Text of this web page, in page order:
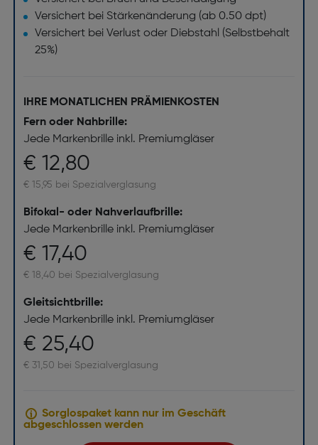
Versichert bei Stärkenänderung (ab 0.50 dpt)
Versichert bei Verlust oder Diebstahl (Selbstbehalt
25%)
IHRE MONATLICHEN PRÄMIENKOSTEN
Fern oder Nahbrille:
Jede Markenbrille inkl. Premiumgläser
€ 12,80
€ 15,95 bei Spezialverglasung
Bifokal- oder Nahverlaufbrille:
Jede Markenbrille inkl. Premiumgläser
€ 17,40
€ 18,40 bei Spezialverglasung
Gleitsichtbrille:
Jede Markenbrille inkl. Premiumgläser
€ 25,40
€ 31,50 bei Spezialverglasung
Sorglospaket kann nur im Geschäft
abgeschlossen werden